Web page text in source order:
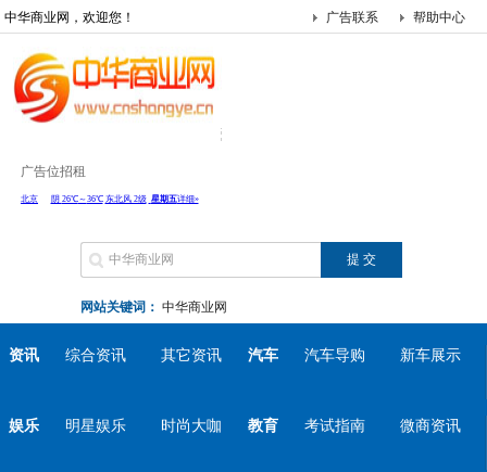
中华商业网，欢迎您！ 帮助中心
广告联系
广告位招租
网站关键词： 中华商业网
资讯 综合资讯 其它资讯 汽车 汽车导购 新车展示
娱乐 明星娱乐 时尚大咖 教育 考试指南 微商资讯